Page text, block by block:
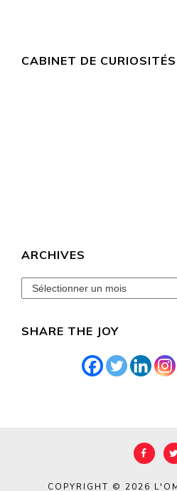
CABINET DE CURIOSITÉS
ARCHIVES
archives
SHARE THE JOY
COPYRIGHT © 2026